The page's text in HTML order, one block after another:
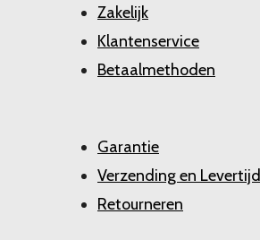
Zakelijk
Klantenservice
Betaalmethoden
Garantie
Verzending en Levertijd
Retourneren